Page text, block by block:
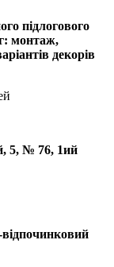
підлогового
монтаж,
декорів
5, № 76, 1ий